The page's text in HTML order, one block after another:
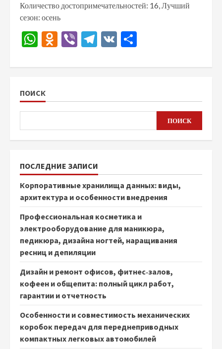
Количество достопримечательностей: 16, Лучший
сезон: осень
WhatsApp
Odnoklassniki
ViberTelegram
VK
ПОИСК
ПОИСК
ПОСЛЕДНИЕ ЗАПИСИ
Корпоративные хранилища данных: виды,
архитектура и особенности внедрения
Профессиональная косметика и
электрооборудование для маникюра,
педикюра, дизайна ногтей, наращивания
ресниц и депиляции
Дизайн и ремонт офисов, фитнес‑залов,
кофеен и общепита: полный цикл работ,
гарантии и отчетность
Особенности и совместимость механических
коробок передач для переднеприводных
компактных легковых автомобилей